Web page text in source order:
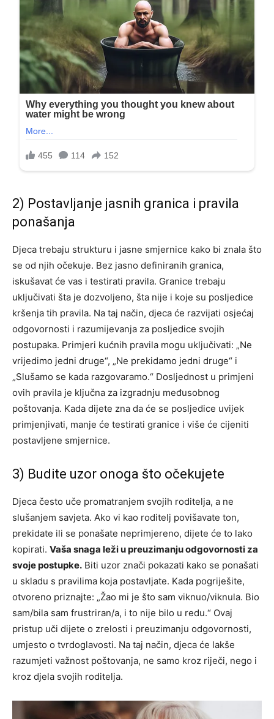
2) Postavljanje jasnih granica i pravila
ponašanja
Djeca trebaju strukturu i jasne smjernice kako bi znala što
se od njih očekuje. Bez jasno definiranih granica,
iskušavat će vas i testirati pravila. Granice trebaju
uključivati šta je dozvoljeno, šta nije i koje su posljedice
kršenja tih pravila. Na taj način, djeca će razvijati osjećaj
odgovornosti i razumijevanja za posljedice svojih
postupaka. Primjeri kućnih pravila mogu uključivati: „Ne
vrijedimo jedni druge“, „Ne prekidamo jedni druge“ i
„Slušamo se kada razgovaramo.“ Dosljednost u primjeni
ovih pravila je ključna za izgradnju međusobnog
poštovanja. Kada dijete zna da će se posljedice uvijek
primjenjivati, manje će testirati granice i više će cijeniti
postavljene smjernice.
3) Budite uzor onoga što očekujete
Djeca često uče promatranjem svojih roditelja, a ne
slušanjem savjeta. Ako vi kao roditelj povišavate ton,
prekidate ili se ponašate neprimjereno, dijete će to lako
kopirati. Vaša snaga leži u preuzimanju odgovornosti za
svoje postupke. Biti uzor znači pokazati kako se ponašati
u skladu s pravilima koja postavljate. Kada pogriješite,
otvoreno priznajte: „Žao mi je što sam viknuo/viknula. Bio
sam/bila sam frustriran/a, i to nije bilo u redu.“ Ovaj
pristup uči dijete o zrelosti i preuzimanju odgovornosti,
umjesto o tvrdoglavosti. Na taj način, djeca će lakše
razumjeti važnost poštovanja, ne samo kroz riječi, nego i
kroz djela svojih roditelja.